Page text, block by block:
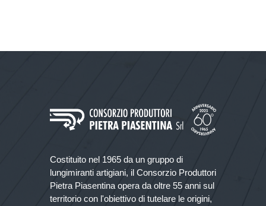
Costituito nel 1965 da un gruppo di
lungimiranti artigiani, il Consorzio Produttori
Pietra Piasentina opera da oltre 55 anni sul
territorio con l'obiettivo di tutelare le origini,